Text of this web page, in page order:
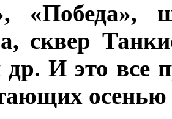
сквер
И это все